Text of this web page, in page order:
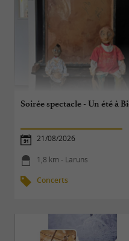
Soirée spectacle - Un été à
21/08/2026
1,8 km - Laruns
Concerts